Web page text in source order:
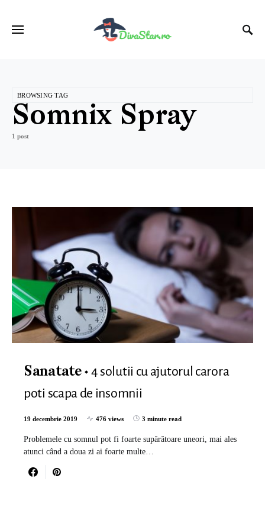
BROWSING TAG
Somnix Spray
1 post
Sanatate
4 solutii cu ajutorul carora
poti scapa de insomnii
19 decembrie 2019 476 views 3 minute read
Problemele cu somnul pot fi foarte supărătoare uneori, mai ales
atunci când a doua zi ai foarte multe…